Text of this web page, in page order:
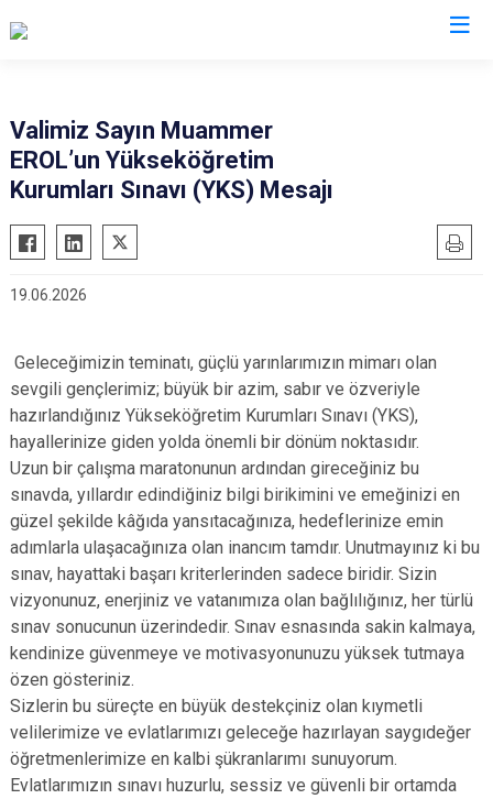
Valimiz Sayın Muammer
EROL’un Yükseköğretim
Kurumları Sınavı (YKS) Mesajı
19.06.2026
Geleceğimizin teminatı, güçlü yarınlarımızın mimarı olan
sevgili gençlerimiz; büyük bir azim, sabır ve özveriyle
hazırlandığınız Yükseköğretim Kurumları Sınavı (YKS),
hayallerinize giden yolda önemli bir dönüm noktasıdır.
Uzun bir çalışma maratonunun ardından gireceğiniz bu
sınavda, yıllardır edindiğiniz bilgi birikimini ve emeğinizi en
güzel şekilde kâğıda yansıtacağınıza, hedeflerinize emin
adımlarla ulaşacağınıza olan inancım tamdır. Unutmayınız ki bu
sınav, hayattaki başarı kriterlerinden sadece biridir. Sizin
vizyonunuz, enerjiniz ve vatanımıza olan bağlılığınız, her türlü
sınav sonucunun üzerindedir. Sınav esnasında sakin kalmaya,
kendinize güvenmeye ve motivasyonunuzu yüksek tutmaya
özen gösteriniz.
Sizlerin bu süreçte en büyük destekçiniz olan kıymetli
velilerimize ve evlatlarımızı geleceğe hazırlayan saygıdeğer
öğretmenlerimize en kalbi şükranlarımı sunuyorum.
Evlatlarımızın sınavı huzurlu, sessiz ve güvenli bir ortamda